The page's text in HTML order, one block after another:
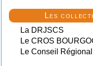
Les
La DRJSCS
Le CROS
Le Conseil